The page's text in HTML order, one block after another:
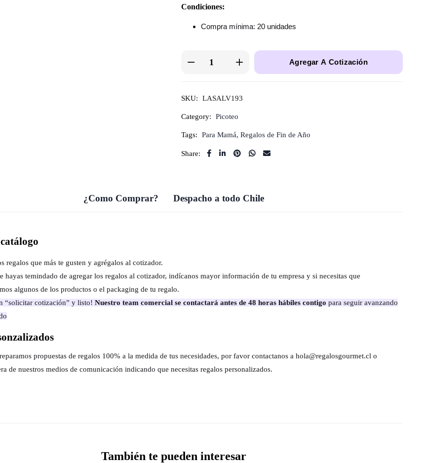
Condiciones:
Compra mínima: 20 unidades
Agregar A Cotización
SKU: LASALV193
Category: Picoteo
Tags: Para Mamá, Regalos de Fin de Año
Share:
¿Como Comprar? Despacho a todo Chile
regalos que más te gusten y agrégalos al cotizador.
hayas temindado de agregar los regalos al cotizador, indícanos mayor información de tu empresa y si necesitas que
algunos de los productos o el packaging de tu regalo.
“solicitar cotización” y listo! Nuestro team comercial se contactará antes de 48 horas hábiles contigo para seguir avanzando
propuestas de regalos 100% a la medida de tus necesidades, por favor contactanos a hola@regalosgourmet.cl o
de nuestros medios de comunicación indicando que necesitas regalos personalizados.
También te pueden interesar